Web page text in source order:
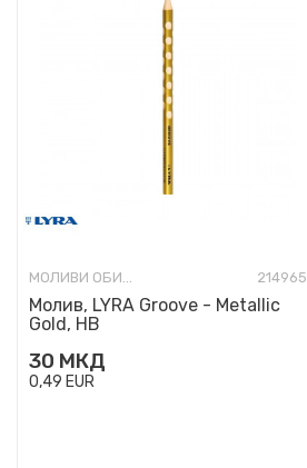
МОЛИВИ ОБИЧНИ 214965
Молив, LYRA Groove - Metallic
Gold, HB
30 МКД
0,49 EUR